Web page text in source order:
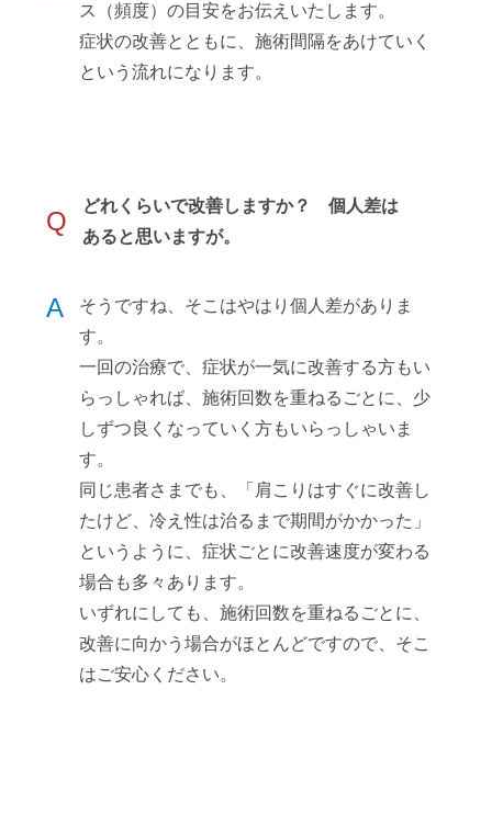
ス（頻度）の目安をお伝えいたします。
症状の改善とともに、施術間隔をあけていく
という流れになります。
Q
どれくらいで改善しますか？ 個人差は
あると思いますが。
A
そうですね、そこはやはり個人差がありま
す。
一回の治療で、症状が一気に改善する方もい
らっしゃれば、施術回数を重ねるごとに、少
しずつ良くなっていく方もいらっしゃいま
す。
同じ患者さまでも、「肩こりはすぐに改善し
たけど、冷え性は治るまで期間がかかった」
というように、症状ごとに改善速度が変わる
場合も多々あります。
いずれにしても、施術回数を重ねるごとに、
改善に向かう場合がほとんどですので、そこ
はご安心ください。